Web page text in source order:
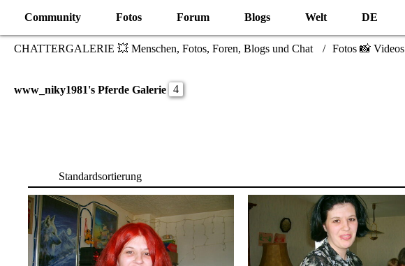
Community Fotos Forum Blogs Welt DE
CHATTERGALERIE 💥 Menschen, Fotos, Foren, Blogs und Chat Fotos 📸 Videos
www_niky1981's Pferde Galerie 4
Standardsortierung